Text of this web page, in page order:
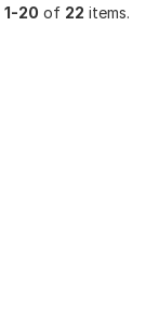
1-20 of 22 items.